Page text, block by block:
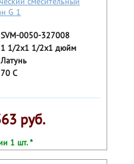
SVM-0050-327008
1 1/2x1 1/2x1 дюйм
Латунь
70 С
руб.
1 шт. *